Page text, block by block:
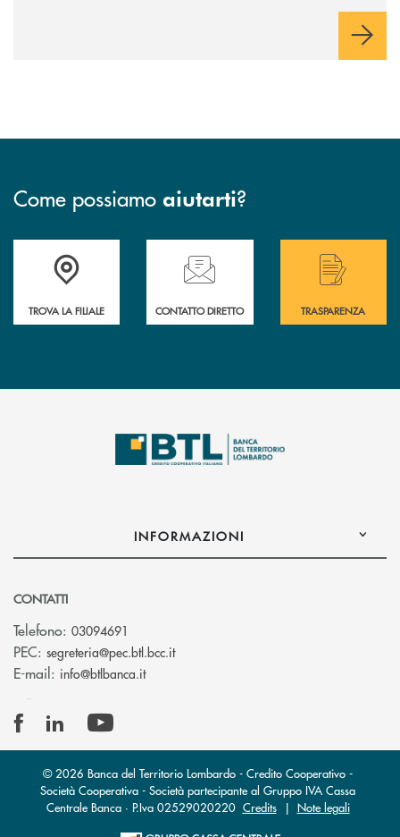
Come possiamo aiutarti?
Accedi all' elenco completo delle filiali .
TROVA LA FILIALE
Hai bisogno di assistenza immediata?
CONTATTO DIRETTO
Hai bisogno di
TRASPARENZA
INFORMAZIONI
CONTATTI
Telefono: 03094691
PEC: segreteria@pec.btl.bcc.it(si apre l’app di posta elettronica)
E-mail: info@btlbanca.it(si apre l’app di posta elettronica)
© 2026 Banca del Territorio Lombardo - Credito Cooperativo -
Società Cooperativa - Società partecipante al Gruppo IVA Cassa
Centrale Banca · P.Iva 02529020220 Credits| Note legali